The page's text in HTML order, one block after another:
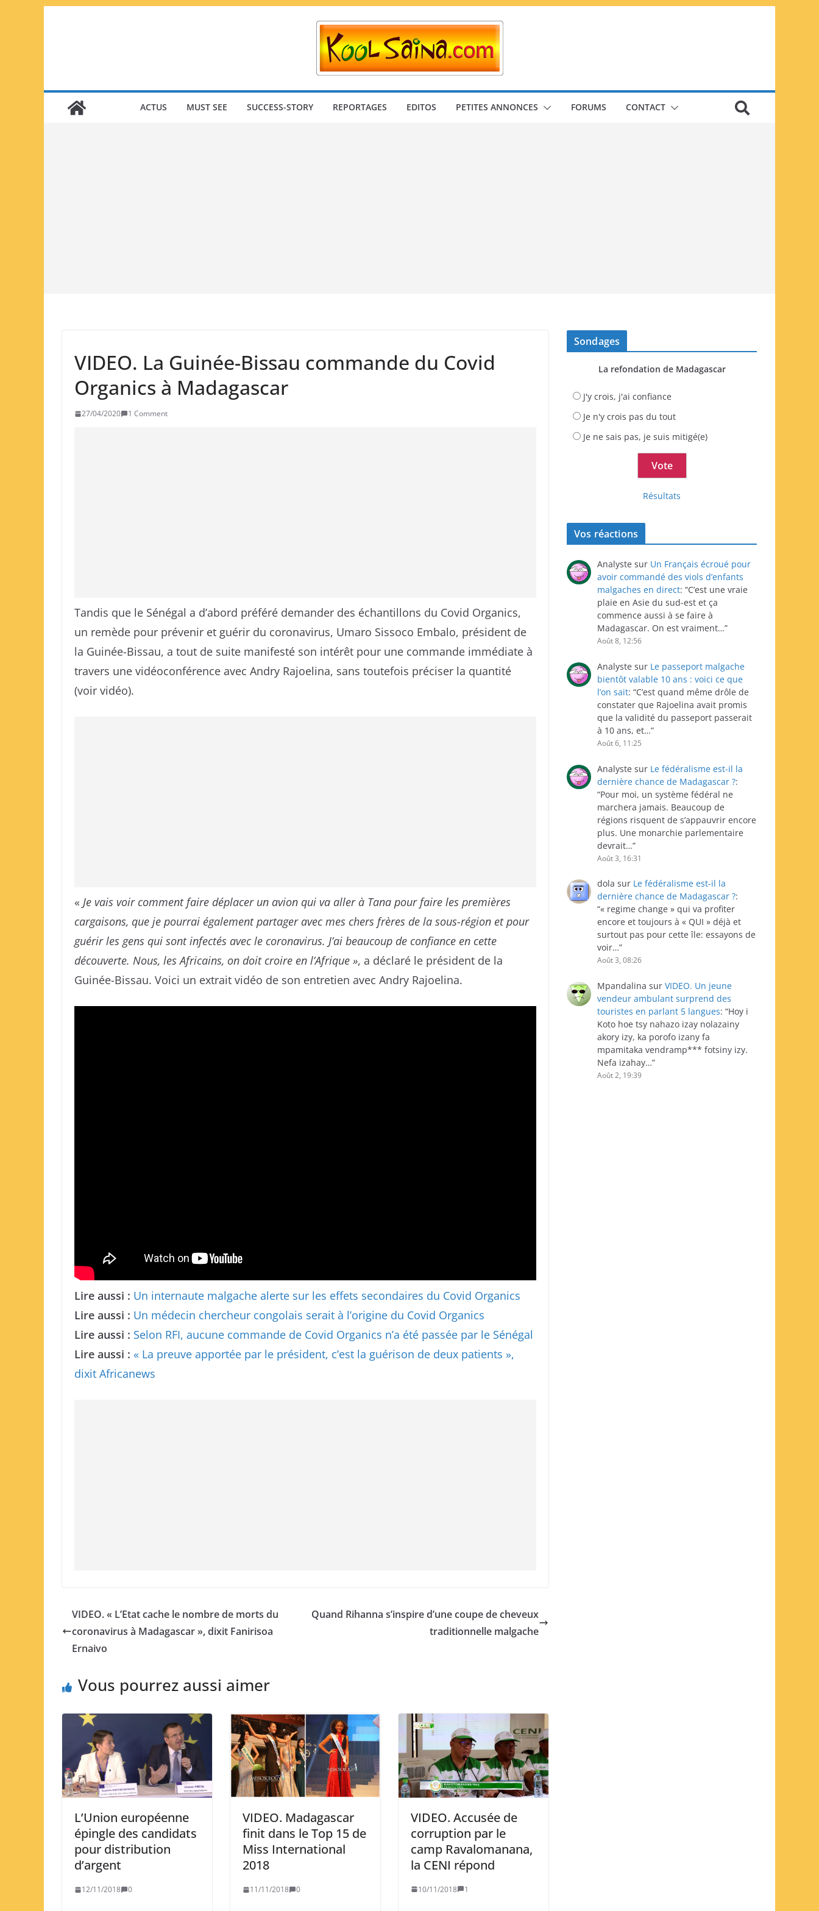
ACTUS MUST SEE SUCCESS-STORY REPORTAGES EDITOS PETITES ANNONCES FORUMS CONTACT
VIDEO. La Guinée-Bissau commande du Covid
Organics à Madagascar
27/04/2020 1 Comment
Tandis que le Sénégal a d’abord préféré demander des échantillons du Covid Organics,
un remède pour prévenir et guérir du coronavirus, Umaro Sissoco Embalo, président de
la Guinée-Bissau, a tout de suite manifesté son intérêt pour une commande immédiate à
travers une vidéoconférence avec Andry Rajoelina, sans toutefois préciser la quantité
(voir vidéo).
« Je vais voir comment faire déplacer un avion qui va aller à Tana pour faire les premières
cargaisons, que je pourrai également partager avec mes chers frères de la sous-région et pour
guérir les gens qui sont infectés avec le coronavirus. J’ai beaucoup de confiance en cette
découverte. Nous, les Africains, on doit croire en l’Afrique », a déclaré le président de la
Guinée-Bissau. Voici un extrait vidéo de son entretien avec Andry Rajoelina.
Lire aussi : Un internaute malgache alerte sur les effets secondaires du Covid Organics
Lire aussi : Un médecin chercheur congolais serait à l’origine du Covid Organics
Lire aussi : Selon RFI, aucune commande de Covid Organics n’a été passée par le Sénégal
Lire aussi : « La preuve apportée par le président, c’est la guérison de deux patients »,
dixit Africanews
VIDEO. « L’Etat cache le nombre de morts du
coronavirus à Madagascar », dixit Fanirisoa
Ernaivo
Quand Rihanna s’inspire d’une coupe de cheveux
traditionnelle malgache
Vous pourrez aussi aimer
L’Union européenne
épingle des candidats
pour distribution
d’argent
12/11/2018 0
VIDEO. Madagascar
finit dans le Top 15 de
Miss International
2018
11/11/2018 0
VIDEO. Accusée de
corruption par le
camp Ravalomanana,
la CENI répond
10/11/2018 1
Sondages
La refondation de Madagascar
J'y crois, j'ai confiance
Je n'y crois pas du tout
Je ne sais pas, je suis mitigé(e)
Résultats
Vos réactions
Analyste sur Un Français écroué pour
avoir commandé des viols d’enfants
malgaches en direct: “C’est une vraie
plaie en Asie du sud-est et ça
commence aussi à se faire à
Madagascar. On est vraiment…”
Août 8, 12:56
Analyste sur Le passeport malgache
bientôt valable 10 ans : voici ce que
l’on sait: “C’est quand même drôle de
constater que Rajoelina avait promis
que la validité du passeport passerait
à 10 ans, et…”
Août 6, 11:25
Analyste sur Le fédéralisme est-il la
dernière chance de Madagascar ?:
“Pour moi, un système fédéral ne
marchera jamais. Beaucoup de
régions risquent de s’appauvrir encore
plus. Une monarchie parlementaire
devrait…”
Août 3, 16:31
dola sur Le fédéralisme est-il la
dernière chance de Madagascar ?:
“« regime change » qui va profiter
encore et toujours à « QUI » déjà et
surtout pas pour cette île: essayons de
voir…”
Août 3, 08:26
Mpandalina sur VIDEO. Un jeune
vendeur ambulant surprend des
touristes en parlant 5 langues: “Hoy i
Koto hoe tsy nahazo izay nolazainy
akory izy, ka porofo izany fa
mpamitaka vendramp*** fotsiny izy.
Nefa izahay…”
Août 2, 19:39